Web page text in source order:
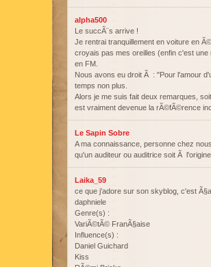
alpha500
Le succÃ¨s arrive !
Je rentrai tranquillement en voiture en
croyais pas mes oreilles (enfin c'est une
en FM.
Nous avons eu droit Ã : "Pour l'amour
temps non plus.
Alors je me suis fait deux remarques,
est vraiment devenue la rÃ©fÃ©rence
Le Sapin Sobre
A ma connaissance, personne chez
qu'un auditeur ou auditrice soit Ã
Laika_59
ce que j'adore sur son skyblog, c'est
daphniele
Genre(s) :
VariÃ©tÃ© FranÃ§aise
Influence(s) :
Daniel Guichard
Kiss